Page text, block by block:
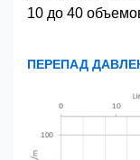
10 до 40
ПЕРЕПАД